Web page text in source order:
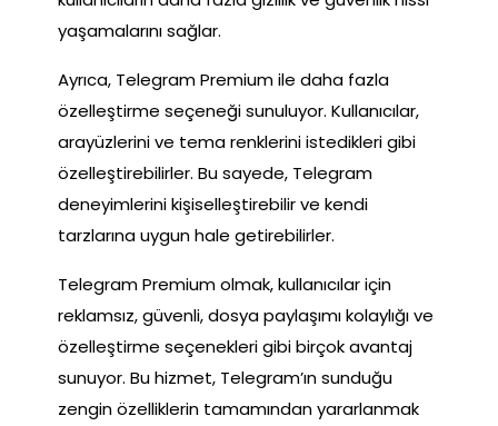
yaşamalarını sağlar.
Ayrıca, Telegram Premium ile daha fazla
özelleştirme seçeneği sunuluyor. Kullanıcılar,
arayüzlerini ve tema renklerini istedikleri gibi
özelleştirebilirler. Bu sayede, Telegram
deneyimlerini kişiselleştirebilir ve kendi
tarzlarına uygun hale getirebilirler.
Telegram Premium olmak, kullanıcılar için
reklamsız, güvenli, dosya paylaşımı kolaylığı ve
özelleştirme seçenekleri gibi birçok avantaj
sunuyor. Bu hizmet, Telegram’ın sunduğu
zengin özelliklerin tamamından yararlanmak